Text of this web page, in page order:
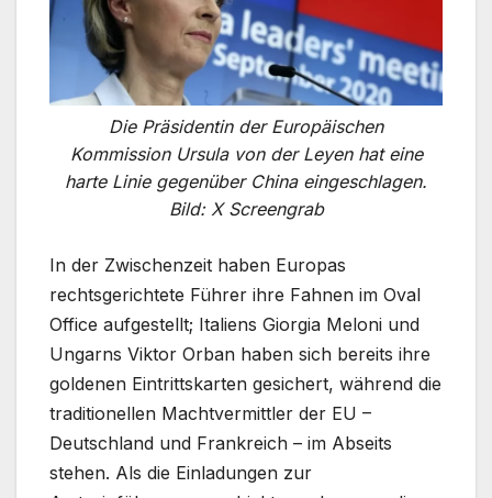
Die Präsidentin der Europäischen
Kommission Ursula von der Leyen hat eine
harte Linie gegenüber China eingeschlagen.
Bild: X Screengrab
In der Zwischenzeit haben Europas
rechtsgerichtete Führer ihre Fahnen im Oval
Office aufgestellt; Italiens Giorgia Meloni und
Ungarns Viktor Orban haben sich bereits ihre
goldenen Eintrittskarten gesichert, während die
traditionellen Machtvermittler der EU –
Deutschland und Frankreich – im Abseits
stehen. Als die Einladungen zur